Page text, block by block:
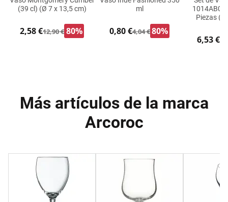
(39 cl) (Ø 7 x 13,5 cm)
2,58 €12,90 € 80%
ml
0,80 €4,04 €80%
Piezas (6
6,53 €
Más artículos de la marca
Arcoroc